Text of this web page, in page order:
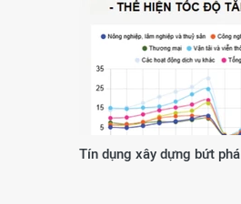
Tín dụng xây dựng bứt phá